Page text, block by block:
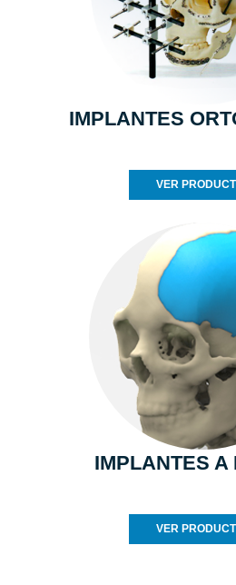
IMPLANTES
VER
IMPLANTES A
VER